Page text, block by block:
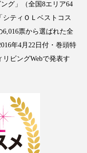
SNS
アロマ
ィー 冷え
賞商品
グ」（全国8エリア64
ティＯＬベストコス
6,016票から選ばれた全
年4月22日付・巻頭特
ビングWebで発表す